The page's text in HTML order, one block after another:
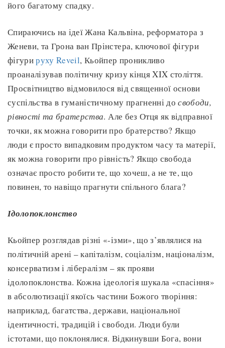
його багатому спадку.
Спираючись на ідеї Жана Кальвіна, реформатора з
Женеви, та Грона ван Прінстера, ключової фігури
фігурируху Reveil, Кьойпер проникливо
проаналізував політичну кризу кінця XIX століття.
Просвітництво відмовилося від священної основи
суспільства в гуманістичному прагненні досвободи,
рівності та братерства. Але без Отця як відправної
точки, як можна говорити про братерство? Якщо
люди є просто випадковим продуктом часу та матерії,
як можна говорити про рівність? Якщо свобода
означає просто робити те, що хочеш, а не те, що
повинен, то навіщо прагнути спільного блага?
Ідолопоклонство
Кьойпер розглядав різні «-ізми», що з’являлися на
політичній арені – капіталізм, соціалізм, націоналізм,
консерватизм і лібералізм – як прояви
ідолопоклонства. Кожна ідеологія шукала «спасіння»
в абсолютизації якоїсь частини Божого творіння:
наприклад, багатства, держави, національної
ідентичності, традицій і свободи. Люди були
істотами, що поклонялися. Відкинувши Бога, вони